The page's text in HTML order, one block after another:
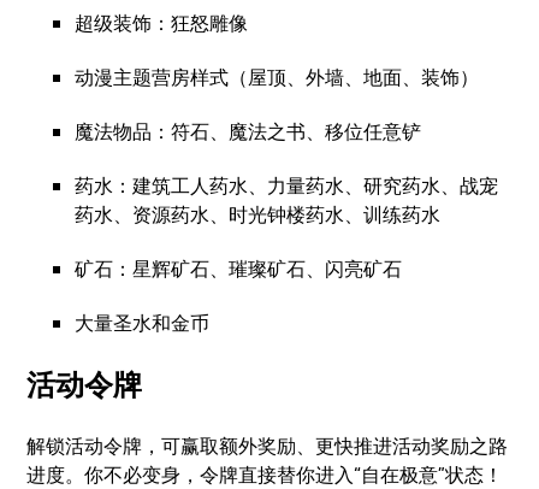
超级装饰：狂怒雕像
动漫主题营房样式（屋顶、外墙、地面、装饰）
魔法物品：符石、魔法之书、移位任意铲
药水：建筑工人药水、力量药水、研究药水、战宠
药水、资源药水、时光钟楼药水、训练药水
矿石：星辉矿石、璀璨矿石、闪亮矿石
大量圣水和金币
活动令牌
解锁活动令牌，可赢取额外奖励、更快推进活动奖励之路
进度。你不必变身，令牌直接替你进入“自在极意”状态！